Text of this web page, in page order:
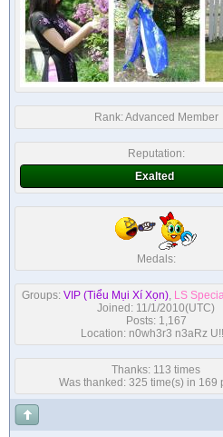
Rank:Advanced Member
Reputation:
Exalted
Medals:
Groups: VIP (Tiểu Mụi Xí Xọn), LS
Joined: 11/1/2010(UTC)
Posts: 1,167
Location: n0wh3r3 n3aRz
Thanks: 113 times
Was thanked: 325 time(s) in 169